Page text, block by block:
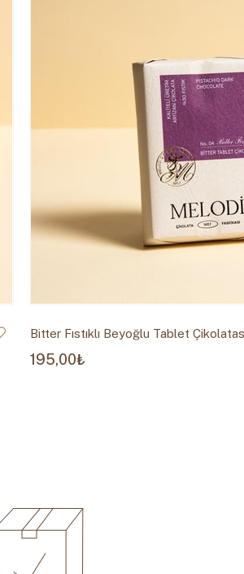
Bitter Fıstıklı Beyoğlu Tablet
195,00₺